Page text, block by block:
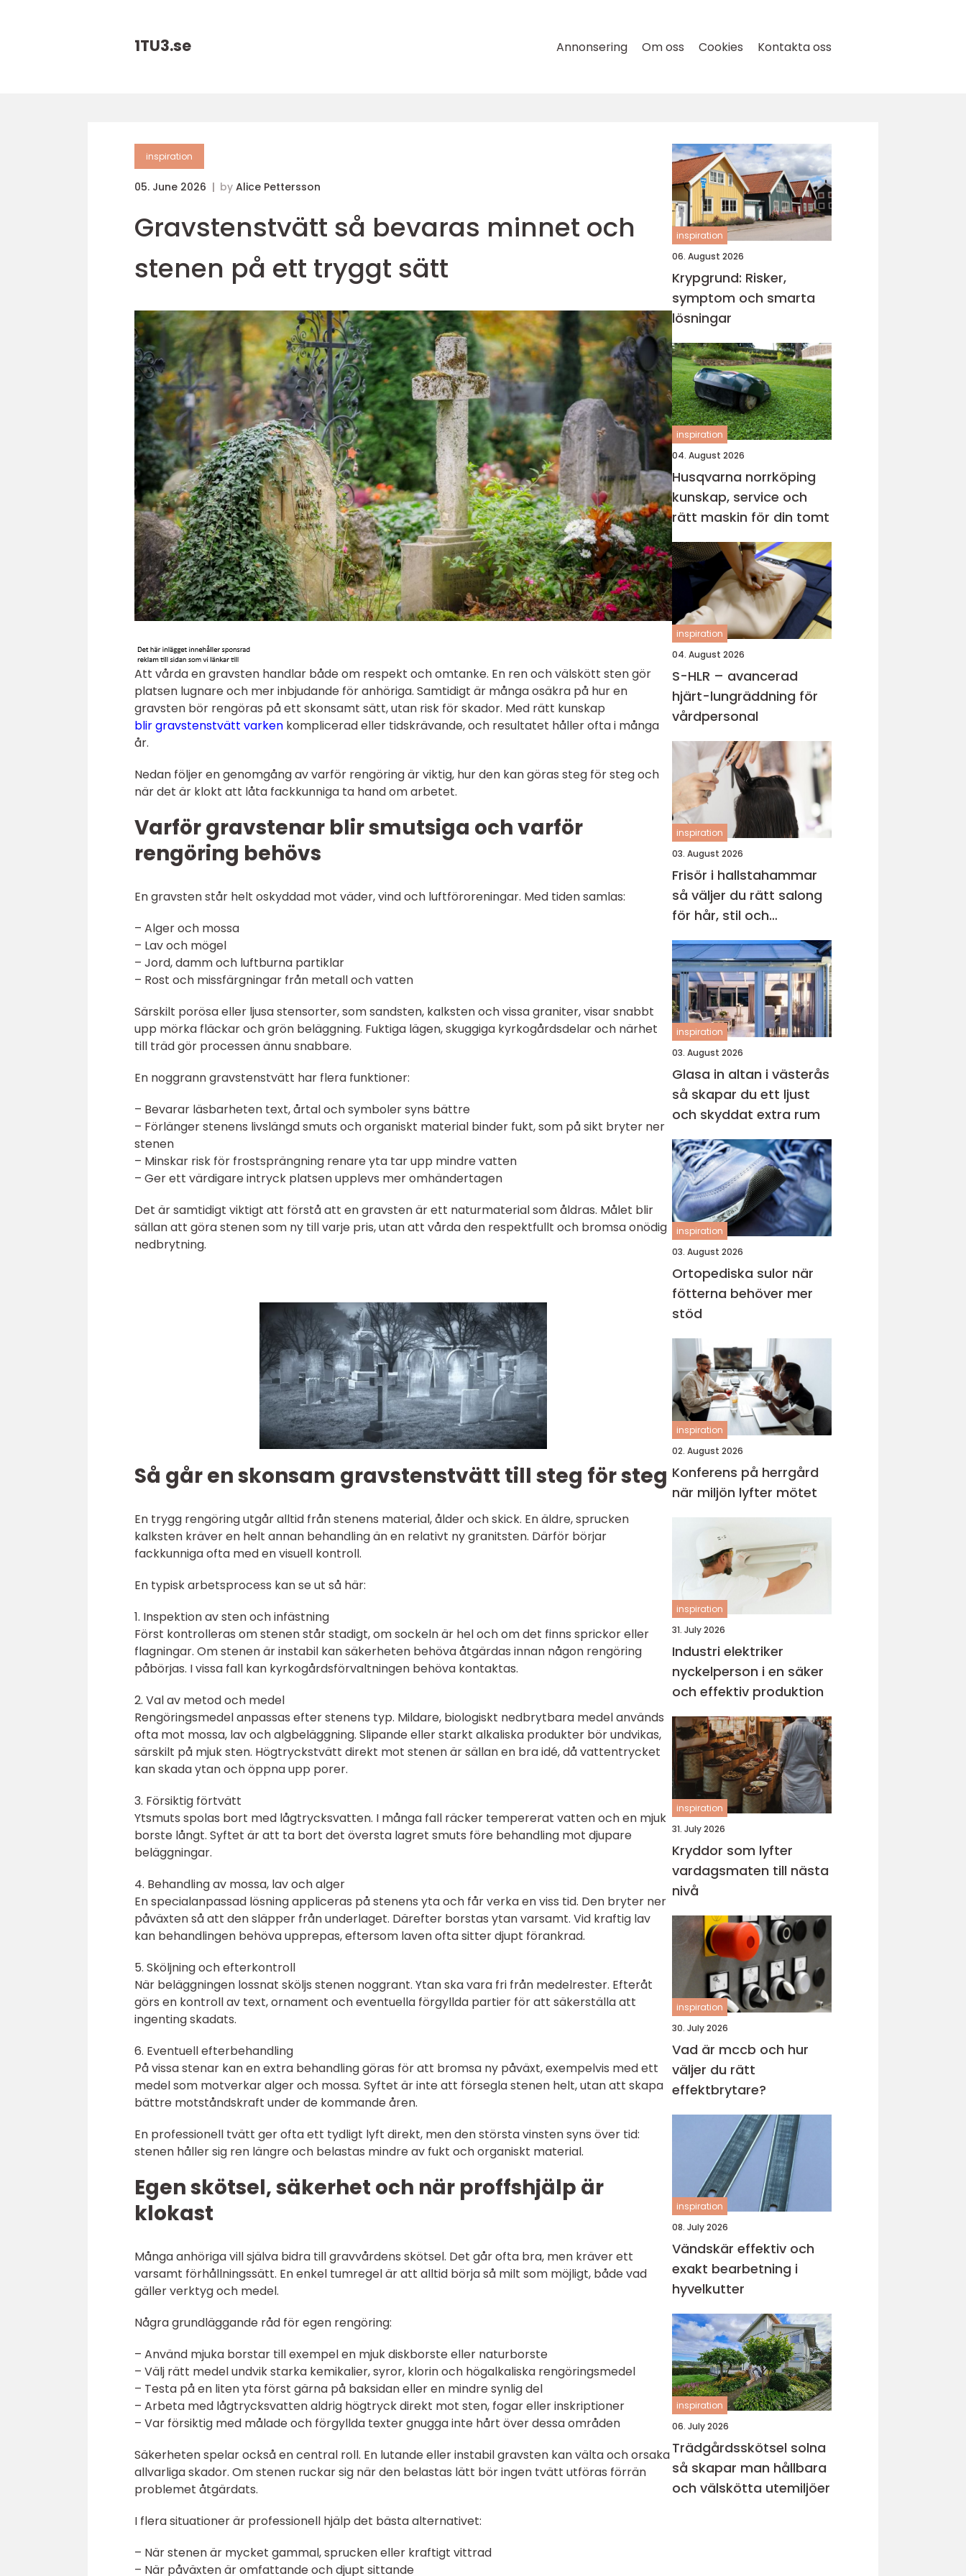
1TU3.se Annonsering Om oss Cookies Kontakta oss
inspiration
05. June 2026 by Alice Pettersson
Gravstenstvätt så bevaras minnet och
stenen på ett tryggt sätt
Att vårda en gravsten handlar både om respekt och omtanke. En ren och välskött sten gör
platsen lugnare och mer inbjudande för anhöriga. Samtidigt är många osäkra på hur en
gravsten bör rengöras på ett skonsamt sätt, utan risk för skador. Med rätt kunskap
blir gravstenstvätt varken komplicerad eller tidskrävande, och resultatet håller ofta i många
år.
Nedan följer en genomgång av varför rengöring är viktig, hur den kan göras steg för steg och
när det är klokt att låta fackkunniga ta hand om arbetet.
Varför gravstenar blir smutsiga och varför
rengöring behövs
En gravsten står helt oskyddad mot väder, vind och luftföroreningar. Med tiden samlas:
– Alger och mossa
– Lav och mögel
– Jord, damm och luftburna partiklar
– Rost och missfärgningar från metall och vatten
Särskilt porösa eller ljusa stensorter, som sandsten, kalksten och vissa graniter, visar snabbt
upp mörka fläckar och grön beläggning. Fuktiga lägen, skuggiga kyrkogårdsdelar och närhet
till träd gör processen ännu snabbare.
En noggrann gravstenstvätt har flera funktioner:
– Bevarar läsbarheten text, årtal och symboler syns bättre
– Förlänger stenens livslängd smuts och organiskt material binder fukt, som på sikt bryter ner
stenen
– Minskar risk för frostsprängning renare yta tar upp mindre vatten
– Ger ett värdigare intryck platsen upplevs mer omhändertagen
Det är samtidigt viktigt att förstå att en gravsten är ett naturmaterial som åldras. Målet blir
sällan att göra stenen som ny till varje pris, utan att vårda den respektfullt och bromsa onödig
nedbrytning.
Så går en skonsam gravstenstvätt till steg för steg
En trygg rengöring utgår alltid från stenens material, ålder och skick. En äldre, sprucken
kalksten kräver en helt annan behandling än en relativt ny granitsten. Därför börjar
fackkunniga ofta med en visuell kontroll.
En typisk arbetsprocess kan se ut så här:
1. Inspektion av sten och infästning
Först kontrolleras om stenen står stadigt, om sockeln är hel och om det finns sprickor eller
flagningar. Om stenen är instabil kan säkerheten behöva åtgärdas innan någon rengöring
påbörjas. I vissa fall kan kyrkogårdsförvaltningen behöva kontaktas.
2. Val av metod och medel
Rengöringsmedel anpassas efter stenens typ. Mildare, biologiskt nedbrytbara medel används
ofta mot mossa, lav och algbeläggning. Slipande eller starkt alkaliska produkter bör undvikas,
särskilt på mjuk sten. Högtryckstvätt direkt mot stenen är sällan en bra idé, då vattentrycket
kan skada ytan och öppna upp porer.
3. Försiktig förtvätt
Ytsmuts spolas bort med lågtrycksvatten. I många fall räcker tempererat vatten och en mjuk
borste långt. Syftet är att ta bort det översta lagret smuts före behandling mot djupare
beläggningar.
4. Behandling av mossa, lav och alger
En specialanpassad lösning appliceras på stenens yta och får verka en viss tid. Den bryter ner
påväxten så att den släpper från underlaget. Därefter borstas ytan varsamt. Vid kraftig lav
kan behandlingen behöva upprepas, eftersom laven ofta sitter djupt förankrad.
5. Sköljning och efterkontroll
När beläggningen lossnat sköljs stenen noggrant. Ytan ska vara fri från medelrester. Efteråt
görs en kontroll av text, ornament och eventuella förgyllda partier för att säkerställa att
ingenting skadats.
6. Eventuell efterbehandling
På vissa stenar kan en extra behandling göras för att bromsa ny påväxt, exempelvis med ett
medel som motverkar alger och mossa. Syftet är inte att försegla stenen helt, utan att skapa
bättre motståndskraft under de kommande åren.
En professionell tvätt ger ofta ett tydligt lyft direkt, men den största vinsten syns över tid:
stenen håller sig ren längre och belastas mindre av fukt och organiskt material.
Egen skötsel, säkerhet och när proffshjälp är
klokast
Många anhöriga vill själva bidra till gravvårdens skötsel. Det går ofta bra, men kräver ett
varsamt förhållningssätt. En enkel tumregel är att alltid börja så milt som möjligt, både vad
gäller verktyg och medel.
Några grundläggande råd för egen rengöring:
– Använd mjuka borstar till exempel en mjuk diskborste eller naturborste
– Välj rätt medel undvik starka kemikalier, syror, klorin och högalkaliska rengöringsmedel
– Testa på en liten yta först gärna på baksidan eller en mindre synlig del
– Arbeta med lågtrycksvatten aldrig högtryck direkt mot sten, fogar eller inskriptioner
– Var försiktig med målade och förgyllda texter gnugga inte hårt över dessa områden
Säkerheten spelar också en central roll. En lutande eller instabil gravsten kan välta och orsaka
allvarliga skador. Om stenen ruckar sig när den belastas lätt bör ingen tvätt utföras förrän
problemet åtgärdats.
I flera situationer är professionell hjälp det bästa alternativet:
– När stenen är mycket gammal, sprucken eller kraftigt vittrad
– När påväxten är omfattande och djupt sittande
inspiration
06. August 2026
Krypgrund: Risker,
symptom och smarta
lösningar
inspiration
04. August 2026
Husqvarna norrköping
kunskap, service och
rätt maskin för din tomt
inspiration
04. August 2026
S-HLR – avancerad
hjärt-lungräddning för
vårdpersonal
inspiration
03. August 2026
Frisör i hallstahammar
så väljer du rätt salong
för hår, stil och
välmående
inspiration
03. August 2026
Glasa in altan i västerås
så skapar du ett ljust
och skyddat extra rum
inspiration
03. August 2026
Ortopediska sulor när
fötterna behöver mer
stöd
inspiration
02. August 2026
Konferens på herrgård
när miljön lyfter mötet
inspiration
31. July 2026
Industri elektriker
nyckelperson i en säker
och effektiv produktion
inspiration
31. July 2026
Kryddor som lyfter
vardagsmaten till nästa
nivå
inspiration
30. July 2026
Vad är mccb och hur
väljer du rätt
effektbrytare?
inspiration
08. July 2026
Vändskär effektiv och
exakt bearbetning i
hyvelkutter
inspiration
06. July 2026
Trädgårdsskötsel solna
så skapar man hållbara
och välskötta utemiljöer